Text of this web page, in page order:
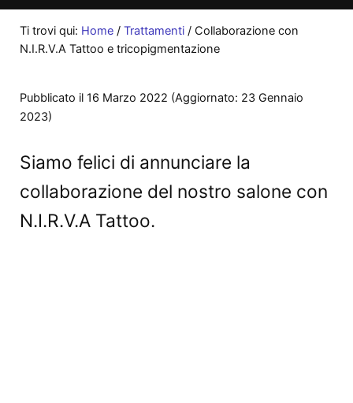
Ti trovi qui: Home / Trattamenti /Collaborazione con
N.I.R.V.A Tattoo e tricopigmentazione
Pubblicato il 16 Marzo 2022 (Aggiornato: 23 Gennaio
2023)
Siamo felici di annunciare la
collaborazione del nostro salone con
N.I.R.V.A Tattoo.